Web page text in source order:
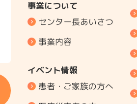
事業について
センター長あいさつ
事業内容
イベント情報
患者・ご家族の方へ